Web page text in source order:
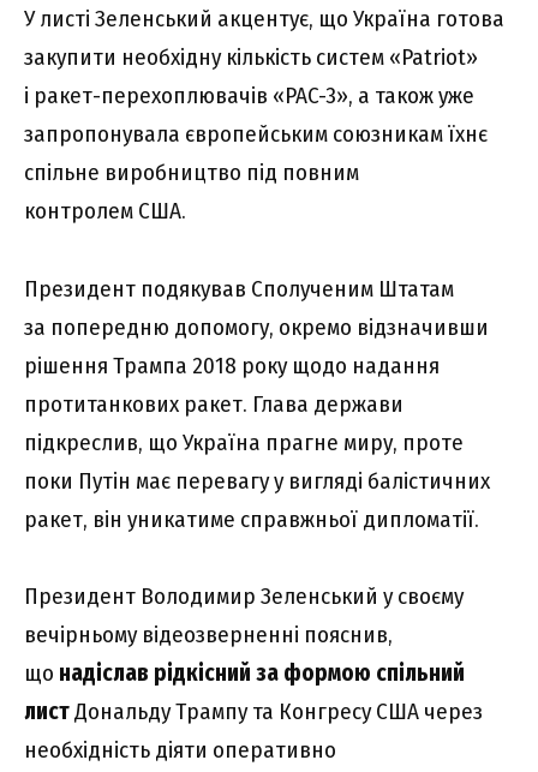
У листі Зеленський акцентує, що Україна готова
закупити необхідну кількість систем «Patriot»
і ракет-перехоплювачів «PAC-3», а також уже
запропонувала європейським союзникам їхнє
спільне виробництво під повним
контролем США.
Президент подякував Сполученим Штатам
за попередню допомогу, окремо відзначивши
рішення Трампа 2018 року щодо надання
протитанкових ракет. Глава держави
підкреслив, що Україна прагне миру, проте
поки Путін має перевагу у вигляді балістичних
ракет, він уникатиме справжньої дипломатії.
Президент Володимир Зеленський у своєму
вечірньому відеозверненні пояснив,
що надіслав рідкісний за формою спільний
листДональду Трампу та Конгресу США через
необхідність діяти оперативно